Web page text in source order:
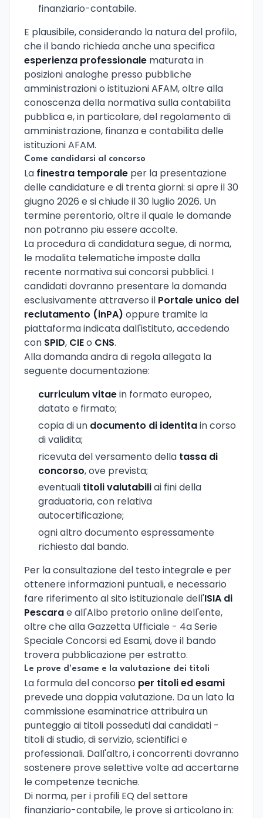
finanziario-contabile.
E plausibile, considerando la natura del profilo,
che il bando richieda anche una specifica
esperienza professionale maturata in
posizioni analoghe presso pubbliche
amministrazioni o istituzioni AFAM, oltre alla
conoscenza della normativa sulla contabilita
pubblica e, in particolare, del regolamento di
amministrazione, finanza e contabilita delle
istituzioni AFAM.
Come candidarsi al concorso
La finestra temporale per la presentazione
delle candidature e di trenta giorni: si apre il 30
giugno 2026 e si chiude il 30 luglio 2026. Un
termine perentorio, oltre il quale le domande
non potranno piu essere accolte.
La procedura di candidatura segue, di norma,
le modalita telematiche imposte dalla
recente normativa sui concorsi pubblici. I
candidati dovranno presentare la domanda
esclusivamente attraverso il Portale unico del
reclutamento (inPA) oppure tramite la
piattaforma indicata dall'istituto, accedendo
con SPID, CIEo CNS.
Alla domanda andra di regola allegata la
seguente documentazione:
curriculum vitaein formato europeo,
datato e firmato;
copia di un documento di identitain corso
di validita;
ricevuta del versamento della tassa di
concorso, ove prevista;
eventuali titoli valutabiliai fini della
graduatoria, con relativa
autocertificazione;
ogni altro documento espressamente
richiesto dal bando.
Per la consultazione del testo integrale e per
ottenere informazioni puntuali, e necessario
fare riferimento al sito istituzionale dell'ISIA di
Pescarae all'Albo pretorio online dell'ente,
oltre che alla Gazzetta Ufficiale - 4a Serie
Speciale Concorsi ed Esami, dove il bando
trovera pubblicazione per estratto.
Le prove d'esame e la valutazione dei titoli
La formula del concorso per titoli ed esami
prevede una doppia valutazione. Da un lato la
commissione esaminatrice attribuira un
punteggio ai titoli posseduti dai candidati -
titoli di studio, di servizio, scientifici e
professionali. Dall'altro, i concorrenti dovranno
sostenere prove selettive volte ad accertarne
le competenze tecniche.
Di norma, per i profili EQ del settore
finanziario-contabile, le prove si articolano in: